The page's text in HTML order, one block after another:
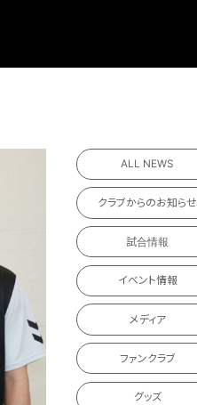
ALL NEWS
クラブからのお知らせ
試合情報
イベント情報
メディア
ファンクラブ
グッズ